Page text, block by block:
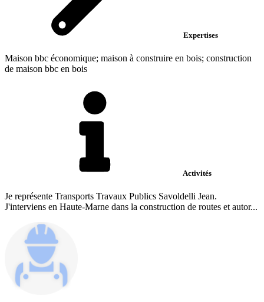
Expertises
Maison bbc économique; maison à construire en bois; construction
de maison bbc en bois
Activités
Je représente Transports Travaux Publics Savoldelli Jean.
J'interviens en Haute-Marne dans la construction de routes et autor...